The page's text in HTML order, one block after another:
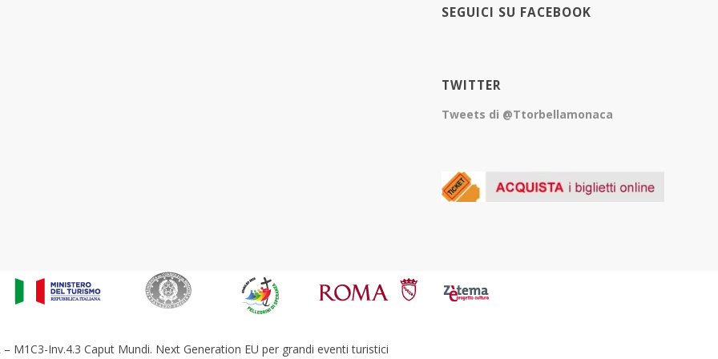
SEGUICI SU FACEBOOK
TWITTER
Tweets di @Ttorbellamonaca
– M1C3-Inv.4.3 Caput Mundi. Next Generation EU per grandi eventi turistici